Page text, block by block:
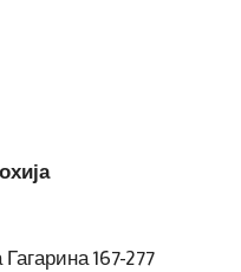
167-277